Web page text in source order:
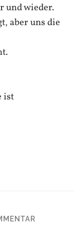
und wieder.
aber uns die
ist